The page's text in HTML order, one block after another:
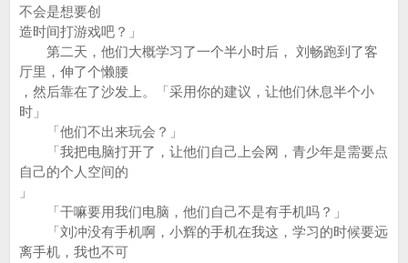
不会是想要创
造时间打游戏吧？」
第二天，他们大概学习了一个半小时后， 刘畅跑到了客
厅里，伸了个懒腰
，然后靠在了沙发上。「采用你的建议，让他们休息半个小
时」
「他们不出来玩会？」
「我把电脑打开了，让他们自己上会网，青少年是需要点
自己的个人空间的
」
「干嘛要用我们电脑，他们自己不是有手机吗？」
「刘冲没有手机啊，小辉的手机在我这，学习的时候要远
离手机，我也不可